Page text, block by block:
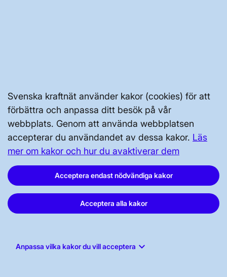
Svenska kraftnät använder kakor (cookies) för att
förbättra och anpassa ditt besök på vår
webbplats. Genom att använda webbplatsen
accepterar du användandet av dessa kakor. Läs
mer om kakor och hur du avaktiverar dem
Acceptera endast nödvändiga kakor
Acceptera alla kakor
Anpassa vilka kakor du vill acceptera keyboard_arrow_down
GENVÄGAR
Kontakta oss
Press och nyheter
Prenumerera
Vår dataskyddspolicy
Tillgänglighetsredogörelse